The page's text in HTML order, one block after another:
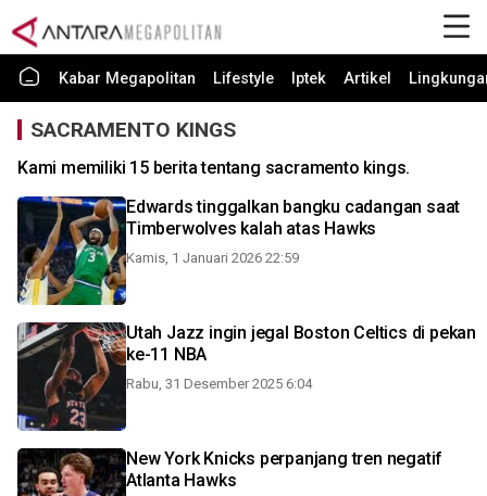
Kabar Megapolitan Lifestyle Iptek Artikel
SACRAMENTO KINGS
Kami memiliki 15 berita tentang sacramento kings.
Edwards tinggalkan bangku cadangan saat
Timberwolves kalah atas Hawks
Kamis, 1 Januari 2026 22:59
Utah Jazz ingin jegal Boston Celtics di pekan
ke-11 NBA
Rabu, 31 Desember 2025 6:04
New York Knicks perpanjang tren negatif
Atlanta Hawks